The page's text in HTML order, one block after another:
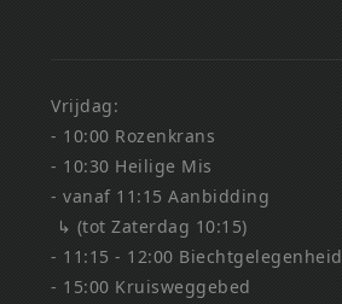
Vrijdag:
- 10:00 Rozenkrans
- 10:30 Heilige Mis
- vanaf 11:15 Aanbidding
↳ (tot Zaterdag 10:15)
- 11:15 - 12:00 Biechtgelegenheid
- 15:00 Kruisweggebed